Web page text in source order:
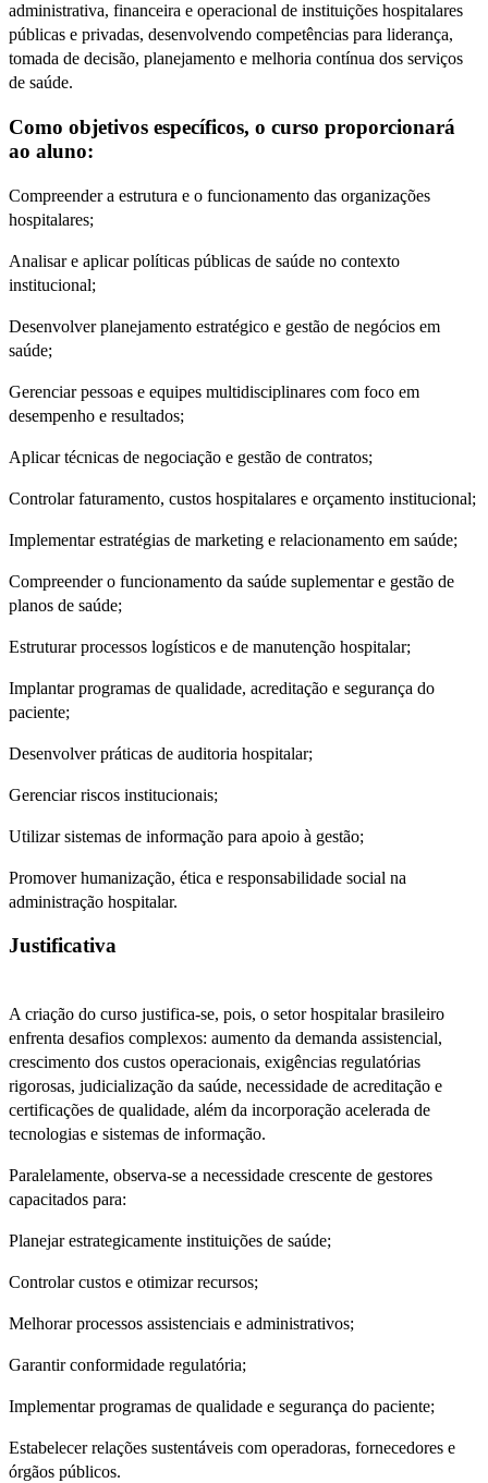
administrativa, financeira e operacional de instituições hospitalares
públicas e privadas, desenvolvendo competências para liderança,
tomada de decisão, planejamento e melhoria contínua dos serviços
de saúde.
Como objetivos específicos, o curso proporcionará
ao aluno:
Compreender a estrutura e o funcionamento das organizações
hospitalares;
Analisar e aplicar políticas públicas de saúde no contexto
institucional;
Desenvolver planejamento estratégico e gestão de negócios em
saúde;
Gerenciar pessoas e equipes multidisciplinares com foco em
desempenho e resultados;
Aplicar técnicas de negociação e gestão de contratos;
Controlar faturamento, custos hospitalares e orçamento institucional;
Implementar estratégias de marketing e relacionamento em saúde;
Compreender o funcionamento da saúde suplementar e gestão de
planos de saúde;
Estruturar processos logísticos e de manutenção hospitalar;
Implantar programas de qualidade, acreditação e segurança do
paciente;
Desenvolver práticas de auditoria hospitalar;
Gerenciar riscos institucionais;
Utilizar sistemas de informação para apoio à gestão;
Promover humanização, ética e responsabilidade social na
administração hospitalar.
Justificativa
A criação do curso justifica-se, pois, o setor hospitalar brasileiro
enfrenta desafios complexos: aumento da demanda assistencial,
crescimento dos custos operacionais, exigências regulatórias
rigorosas, judicialização da saúde, necessidade de acreditação e
certificações de qualidade, além da incorporação acelerada de
tecnologias e sistemas de informação.
Paralelamente, observa-se a necessidade crescente de gestores
capacitados para:
Planejar estrategicamente instituições de saúde;
Controlar custos e otimizar recursos;
Melhorar processos assistenciais e administrativos;
Garantir conformidade regulatória;
Implementar programas de qualidade e segurança do paciente;
Estabelecer relações sustentáveis com operadoras, fornecedores e
órgãos públicos.